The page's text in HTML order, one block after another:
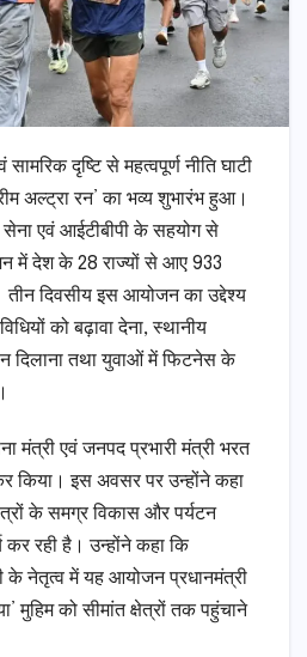
दृष्टि से महत्वपूर्ण नीति घाटी
अल्ट्रा रन’ का भव्य शुभारंभ हुआ।
सेना एवं आईटीबीपी के सहयोग से
में देश के 28 राज्यों से आए 933
तीन दिवसीय इस आयोजन का उद्देश्य
को बढ़ावा देना, स्थानीय
दिलाना तथा युवाओं में फिटनेस के
मंत्री एवं जनपद प्रभारी मंत्री भरत
किया। इस अवसर पर उन्होंने कहा
के समग्र विकास और पर्यटन
कर रही है। उन्होंने कहा कि
के नेतृत्व में यह आयोजन प्रधानमंत्री
मुहिम को सीमांत क्षेत्रों तक पहुंचाने